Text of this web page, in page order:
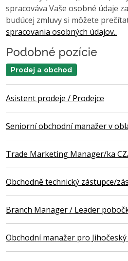
spracováva Vaše osobné údaje
budúcej zmluvy si môžete
spracovania osobných údajov..
Podobné pozície
Prodej a obchod
Asistent prodeje / Prodejce
Seniorní obchodní manažer v
Trade Marketing Manager/ka
Obchodně technický zástupce/
Branch Manager / Leader
Obchodní manažer pro